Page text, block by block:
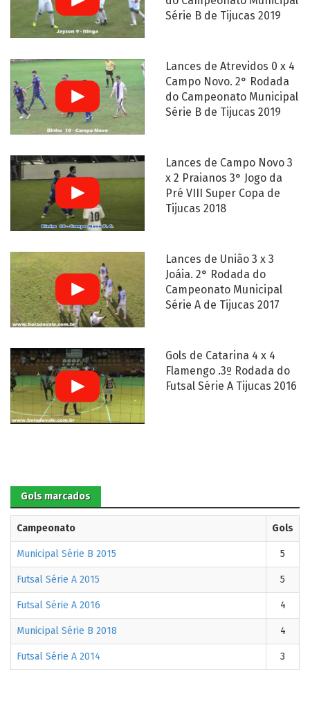
Série B de Tijucas 2019
Lances de Atrevidos 0 x 4
Campo Novo. 2° Rodada
do Campeonato Municipal
Série B de Tijucas 2019
Lances de Campo Novo 3
x 2 Praianos 3° Jogo da
Pré VIII Super Copa de
Tijucas 2018
Lances de União 3 x 3
Joáia. 2° Rodada do
Campeonato Municipal
Série A de Tijucas 2017
Gols de Catarina 4 x 4
Flamengo .3º Rodada do
Futsal Série A Tijucas 2016
Gols marcados
Campeonato Gols
Municipal Série B 2015 5
Futsal Série A 2015 5
Futsal Série A 2016 4
Municipal Série B 2018 4
Futsal Série A 2014 3